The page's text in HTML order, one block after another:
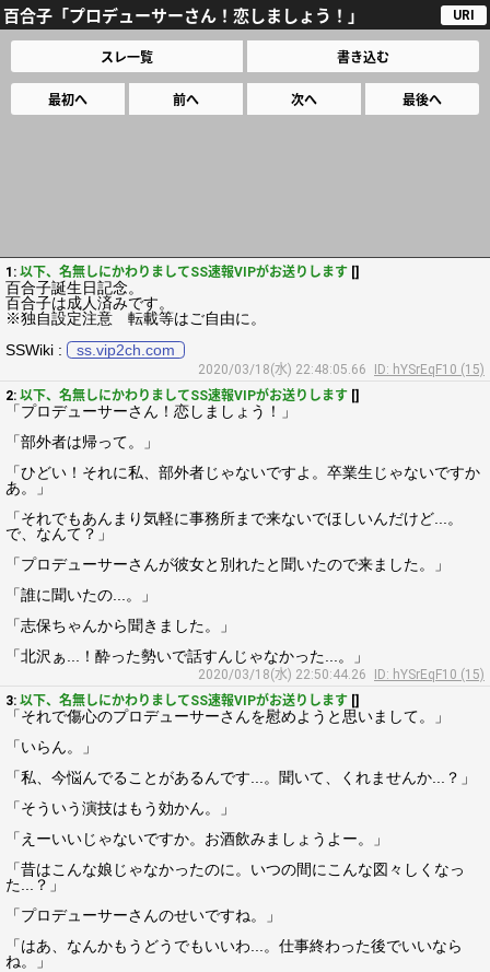
百合子「プロデューサーさん！恋しましょう！」 URI
スレ一覧 書き込む
最初へ 前へ 次へ 最後へ
1: 以下、名無しにかわりましてSS速報VIPがお送りします []
百合子誕生日記念。
百合子は成人済みです。
※独自設定注意 転載等はご自由に。
SSWiki :
ss.vip2ch.com
2020/03/18(水) 22:48:05.66
ID: hYSrEqF10 (15)
2: 以下、名無しにかわりましてSS速報VIPがお送りします []
「プロデューサーさん！恋しましょう！」
「部外者は帰って。」
「ひどい！それに私、部外者じゃないですよ。卒業生じゃないですか
あ。」
「それでもあんまり気軽に事務所まで来ないでほしいんだけど...。
で、なんて？」
「プロデューサーさんが彼女と別れたと聞いたので来ました。」
「誰に聞いたの...。」
「志保ちゃんから聞きました。」
「北沢ぁ...！酔った勢いで話すんじゃなかった...。」
2020/03/18(水) 22:50:44.26
ID: hYSrEqF10 (15)
3: 以下、名無しにかわりましてSS速報VIPがお送りします []
「それで傷心のプロデューサーさんを慰めようと思いまして。」
「いらん。」
「私、今悩んでることがあるんです...。聞いて、くれませんか...？」
「そういう演技はもう効かん。」
「えーいいじゃないですか。お酒飲みましょうよー。」
「昔はこんな娘じゃなかったのに。いつの間にこんな図々しくなっ
た...？」
「プロデューサーさんのせいですね。」
「はあ、なんかもうどうでもいいわ...。仕事終わった後でいいなら
ね。」